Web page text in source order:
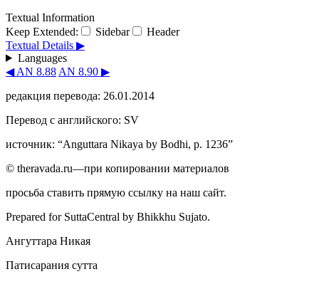
Textual Information
Keep Extended:
Sidebar
Header
Textual Details ▶
Languages
◀ AN 8.88 AN 8.90 ▶
редакция перевода: 26.01.2014
Перевод с английского: SV
источник: “Anguttara Nikaya by Bodhi, p. 1236”
© theravada.ru—при копировании материалов
просьба ставить прямую ссылку на наш сайт.
Prepared for SuttaCentral by Bhikkhu Sujato.
Ангуттара Никая
Патисарания сутта